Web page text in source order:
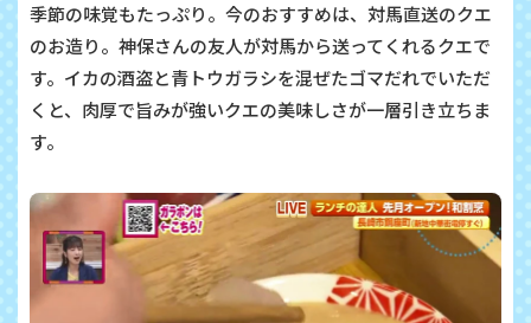
季節の味覚もたっぷり。今のおすすめは、対馬直送のクエ
のお造り。神保さんの友人が対馬から送ってくれるクエで
す。イカの酒盗と青トウガラシを混ぜたゴマだれでいただ
くと、肉厚で旨みが強いクエの美味しさが一層引き立ちま
す。